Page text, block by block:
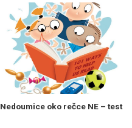
Nedoumice oko rečce NE – test